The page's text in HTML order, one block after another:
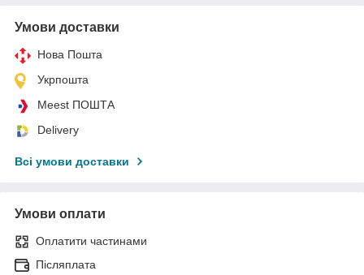
Умови доставки
Нова Пошта
Укрпошта
Meest ПОШТА
Delivery
Всі умови доставки
Умови оплати
Оплатити частинами
Післяплата